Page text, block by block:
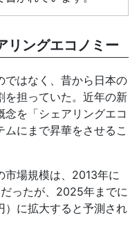
リングエコノミー
ではなく、昔から日本の
を担っていた。近年の新
念を「シェアリングエコ
ムにまで昇華をさせるこ
市場規模は、2013年に
ったが、2025年までに
に拡大すると予測され